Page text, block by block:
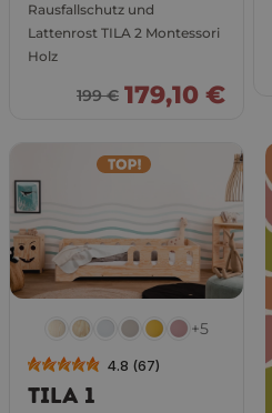
Rausfallschutz und
Lattenrost TILA 2 Montessori
Holz
199 € 179,10 €
+5
4.8 (67)
TILA 1